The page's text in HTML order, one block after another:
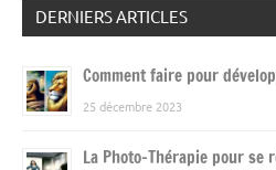
DERNIERS ARTICLES
Comment faire pour
25 décembre 2023
La Photo-Thérapie pour se